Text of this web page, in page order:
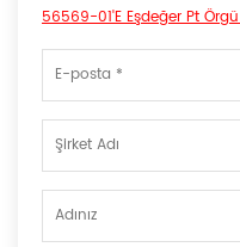
56569-01'e Eşdeğer Pt